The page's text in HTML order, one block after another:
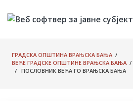
ГРАДСКА ОПШТИНА ВРАЊСКА БАЊА /
ВЕЋЕ ГРАДСКЕ ОПШТИНЕ ВРАЊСКА БАЊА /
/ ПОСЛОВНИК ВЕЋА ГО ВРАЊСКА БАЊА